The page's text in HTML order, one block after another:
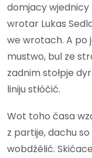
domjacy wjednicy
wrotar Lukas
we wrotach. A po
mustwo, bul ze
zadnim stołpje
liniju stłóčić.
Wot toho časa
z partije, dachu
wobdźělić.